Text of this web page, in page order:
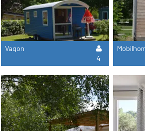
Vagon
4